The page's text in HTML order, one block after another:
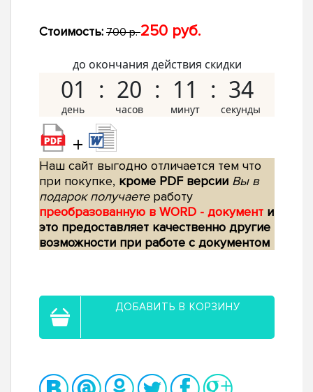
Стоимость: 700 р.250 руб.
до окончания действия скидки
01 20 11 33
+
Наш сайт выгодно отличается тем что
при покупке, кроме PDF версии Вы в
подарок получаетеработу
преобразованную в WORD - документ и
это предоставляет качественно другие
возможности при работе с документом
ДОБАВИТЬ В КОРЗИНУ